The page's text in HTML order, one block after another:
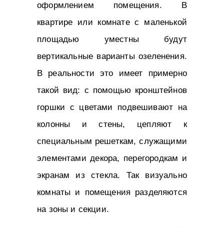
оформлением помещения. В
квартире или комнате с маленькой
площадью уместны будут
вертикальные варианты озеленения.
В реальности это имеет примерно
такой вид: с помощью кронштейнов
горшки с цветами подвешивают на
колонны и стены, цепляют к
специальным решеткам, служащими
элементами декора, перегородкам и
экранам из стекла. Так визуально
комнаты и помещения разделяются
на зоны и секции.